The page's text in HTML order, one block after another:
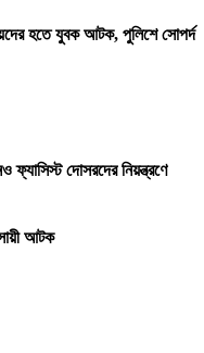
হতে যুবক আটক, পুলিশে সোপর্দ
ফ্যাসিস্ট দোসরদের নিয়ন্ত্রণে
আটক